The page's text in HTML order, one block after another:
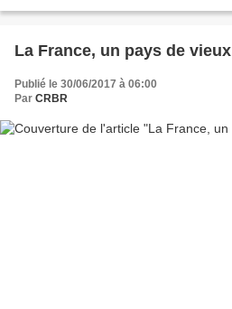
La France, un pays de vieux
Publié le 30/06/2017 à 06:00
Par CRBR